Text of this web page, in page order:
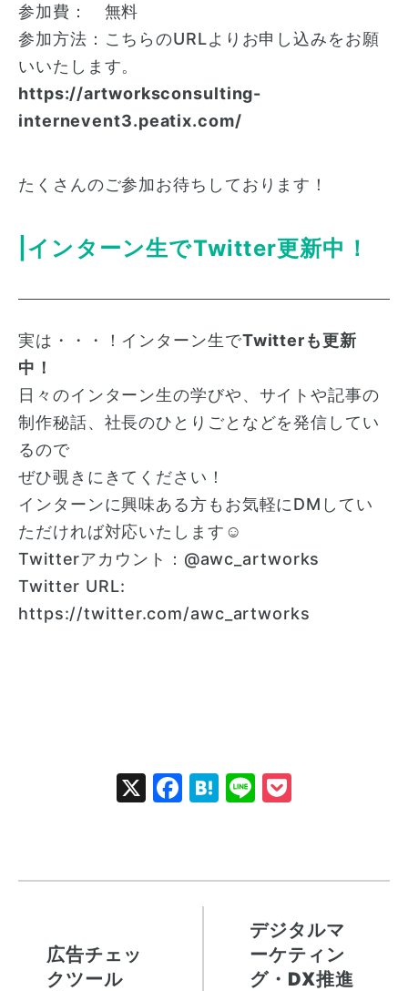
参加費： 無料
参加方法：こちらのURLよりお申し込みをお願
いいたします。
https://artworksconsulting-
internevent3.peatix.com/
たくさんのご参加お待ちしております！
|インターン生でTwitter更新中！
実は・・・！インターン生でTwitterも更新
中！
日々のインターン生の学びや、サイトや記事の
制作秘話、社長のひとりごとなどを発信してい
るので
ぜひ覗きにきてください！
インターンに興味ある方もお気軽にDMしてい
ただければ対応いたします☺︎
Twitterアカウント：@awc_artworks
Twitter URL:
https://twitter.com/awc_artworks
X Facebook
Hatena
Line
広告チェッ
クツール
デジタルマ
ーケティン
グ・DX推進